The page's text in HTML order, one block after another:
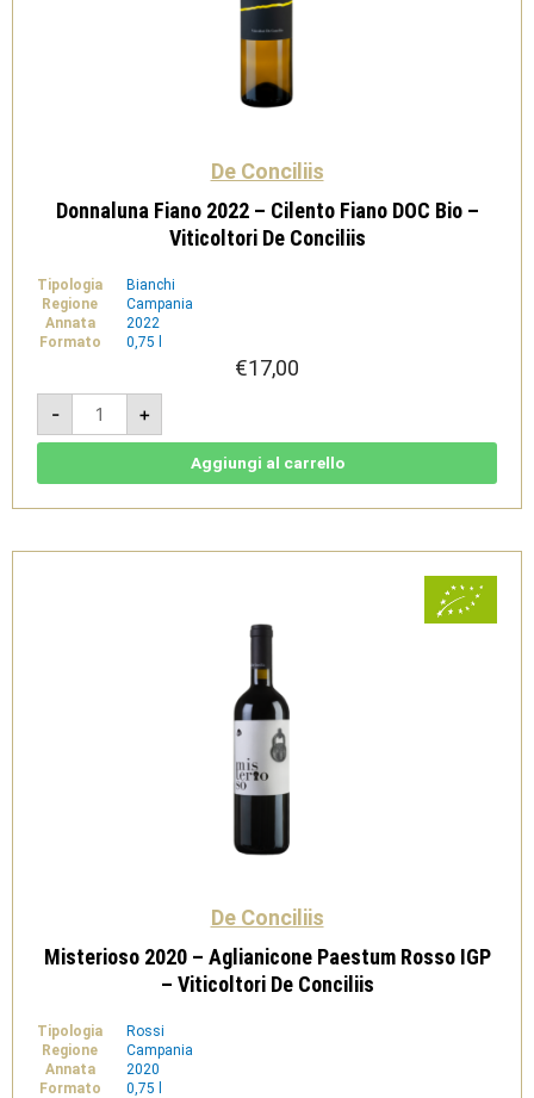
De Conciliis
Donnaluna Fiano 2022 – Cilento Fiano DOC Bio –
Viticoltori De Conciliis
Tipologia
Bianchi
Regione
Campania
Annata
2022
Formato
0,75 l
€17,00
-
Donnaluna
Fiano
2022
-
Bio
De
+
Aggiungi al carrello
De Conciliis
Misterioso 2020 – Aglianicone Paestum Rosso IGP
– Viticoltori De Conciliis
Tipologia
Rossi
Regione
Campania
Annata
2020
Formato
0,75 l